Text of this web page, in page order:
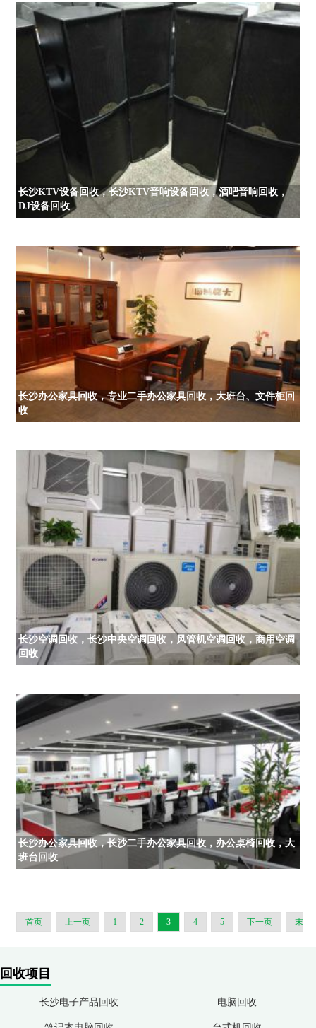
长沙KTV设备回收，长沙KTV音响设备回收，酒吧音响回收，
DJ设备回收
长沙办公家具回收，专业二手办公家具回收，大班台、文件柜回
收
长沙空调回收，长沙中央空调回收，风管机空调回收，商用空调
回收
长沙办公家具回收，长沙二手办公家具回收，办公桌椅回收，大
班台回收
首页 上一页 1 2 3 4 5 下一页 末
回收项目
长沙电子产品回收 电脑回收